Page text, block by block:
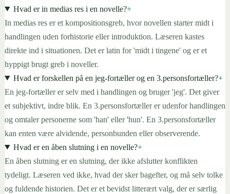
Hvad er in medias res i en novelle?+
In medias res er et kompositionsgreb, hvor novellen starter midt i
handlingen uden forhistorie eller introduktion. Læseren kastes
direkte ind i situationen. Det er latin for 'midt i tingene' og er et
hyppigt brugt greb i noveller.
Hvad er forskellen på en jeg-fortæller og en 3.personsfortæller?+
En jeg-fortæller er selv med i handlingen og bruger 'jeg'. Det giver
et subjektivt, indre blik. En 3.personsfortæller er udenfor handlingen
og omtaler personerne som 'han' eller 'hun'. En 3.personsfortæller
kan enten være alvidende, personbunden eller observerende.
Hvad er en åben slutning i en novelle?+
En åben slutning er en slutning, der ikke afslutter konflikten
tydeligt. Læseren ved ikke, hvad der sker bagefter, og må selv tolke
og fuldende historien. Det er et bevidst litterært valg, der er særlig